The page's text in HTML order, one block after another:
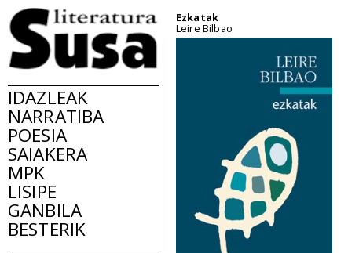
IDAZLEAK
NARRATIBA
POESIA
SAIAKERA
MPK
LISIPE
GANBILA
BESTERIK
Ezkatak
Leire Bilbao